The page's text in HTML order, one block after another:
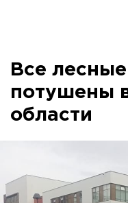
Все
потушены
области